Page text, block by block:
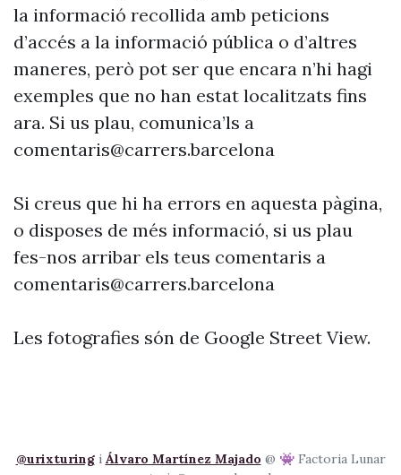
la informació recollida amb peticions
d’accés a la informació pública o d’altres
maneres, però pot ser que encara n’hi hagi
exemples que no han estat localitzats fins
ara. Si us plau, comunica’ls a
comentaris@carrers.barcelona
Si creus que hi ha errors en aquesta pàgina,
o disposes de més informació, si us plau
fes-nos arribar els teus comentaris a
comentaris@carrers.barcelona
Les fotografies són de Google Street View.
@urixturingi Álvaro Martínez Majado @ 👾 Factoria Lunar